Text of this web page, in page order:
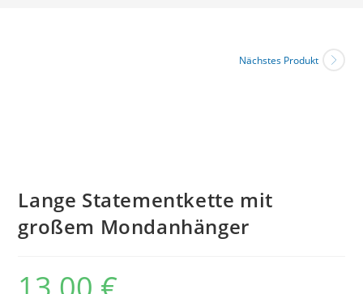
Nächstes Produkt
Lange Statementkette mit
großem Mondanhänger